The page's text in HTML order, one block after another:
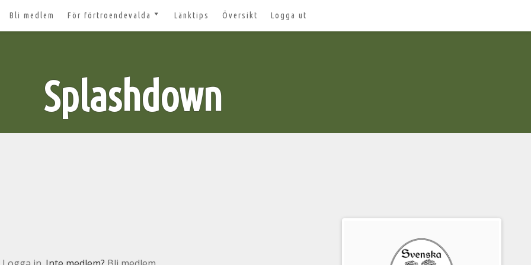
Bli medlem För förtroendevalda
Dokument för
Lägg till aktivitet
Länktips Översikt Logga ut
Splashdown